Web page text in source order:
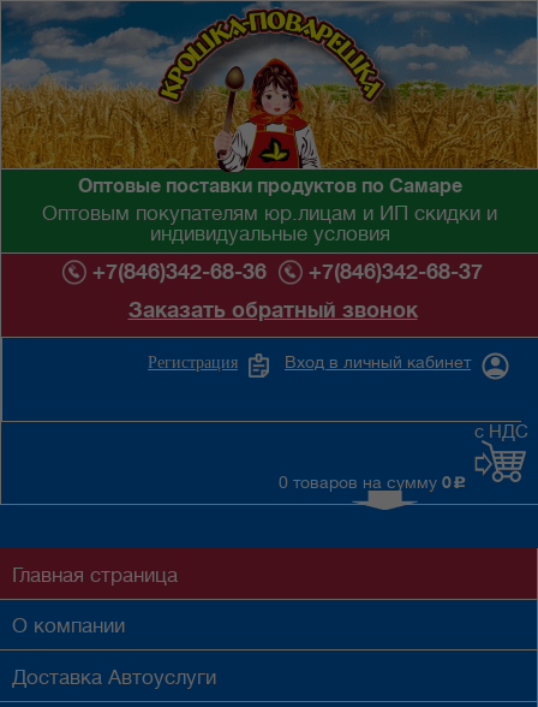
Оптовые поставки продуктов по Самаре
Оптовым покупателям юр.лицам и ИП скидки и
индивидуальные условия
+7(846)342-68-36
+7(846)342-68-37
Заказать обратный звонок
Вход в личный кабинет
Регистрация
0 товаров на сумму 0 c
с НДС
Главная страница
О компании
Доставка Автоуслуги